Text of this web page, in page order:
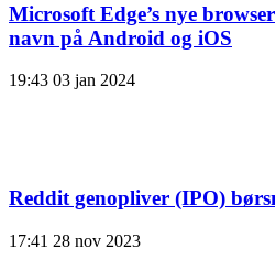
Microsoft Edge’s nye
navn på Android og iOS
19:43 03 jan 2024
Reddit genopliver (IPO)
17:41 28 nov 2023